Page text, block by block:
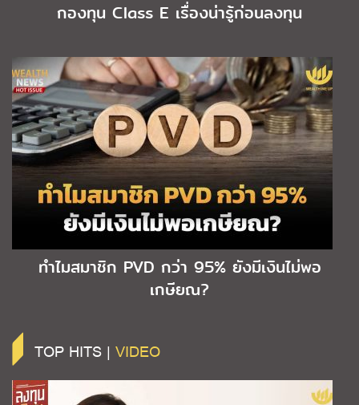
กองทุน Class E เรื่องน่ารู้ก่อนลงทุน
ทำไมสมาชิก PVD กว่า 95% ยังมีเงินไม่พอ
เกษียณ?
TOP HITS | VIDEO